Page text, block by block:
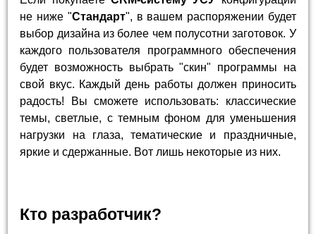
не ниже "Стандарт", в вашем распоряжении будет
выбор дизайна из более чем полусотни заготовок. У
каждого пользователя программного обеспечения
будет возможность выбрать "скин" программы на
свой вкус. Каждый день работы должен приносить
радость! Вы сможете использовать: классические
темы, светлые, с темным фоном для уменьшения
нагрузки на глаза, тематические и праздничные,
яркие и сдержанные. Вот лишь некоторые из них.
Кто разработчик?